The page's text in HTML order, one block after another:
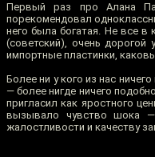
Первый раз про Алана
порекомендовал
него была богатая. Не все в
(советский), очень дорогой
импортные пластинки,
Более ни у кого из нас
— более нигде ничего
пригласил как яростного
вызывало чувство шока —
жалостливости и качеству